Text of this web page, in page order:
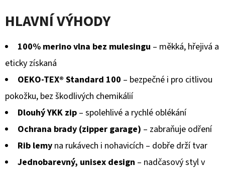
HLAVNÍ VÝHODY
100% merino vlna bez mulesingu – měkká, hřejivá a
eticky získaná
OEKO-TEX® Standard 100 – bezpečné i pro citlivou
pokožku, bez škodlivých chemikálií
Dlouhý YKK zip – spolehlivé a rychlé oblékání
Ochrana brady (zipper garage) – zabraňuje odření
Rib lemy na rukávech i nohavicích – dobře drží tvar
Jednobarevný, unisex design – nadčasový styl v